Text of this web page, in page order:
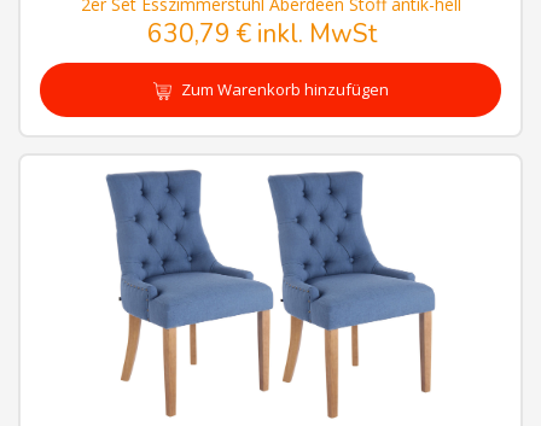
630,79 € inkl. MwSt
Zum Warenkorb hinzufügen